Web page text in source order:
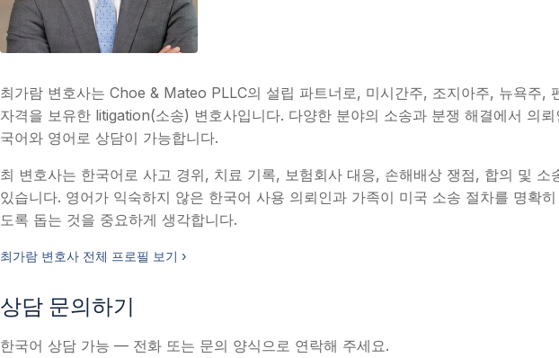
최가람 변호사는 Choe & Mateo PLLC의 설립 파트너로, 미시간주, 조지아주, 뉴욕주,
자격을 보유한 litigation(소송) 변호사입니다. 다양한 분야의 소송과 분쟁 해결에서 의
국어와 영어로 상담이 가능합니다.
최 변호사는 한국어로 사고 경위, 치료 기록, 보험회사 대응, 손해배상 쟁점, 합의 및 소
있습니다. 영어가 익숙하지 않은 한국어 사용 의뢰인과 가족이 미국 소송 절차를 명확
도록 돕는 것을 중요하게 생각합니다.
최가람 변호사 전체 프로필 보기 ›
상담 문의하기
한국어 상담 가능 — 전화 또는 문의 양식으로 연락해 주세요.